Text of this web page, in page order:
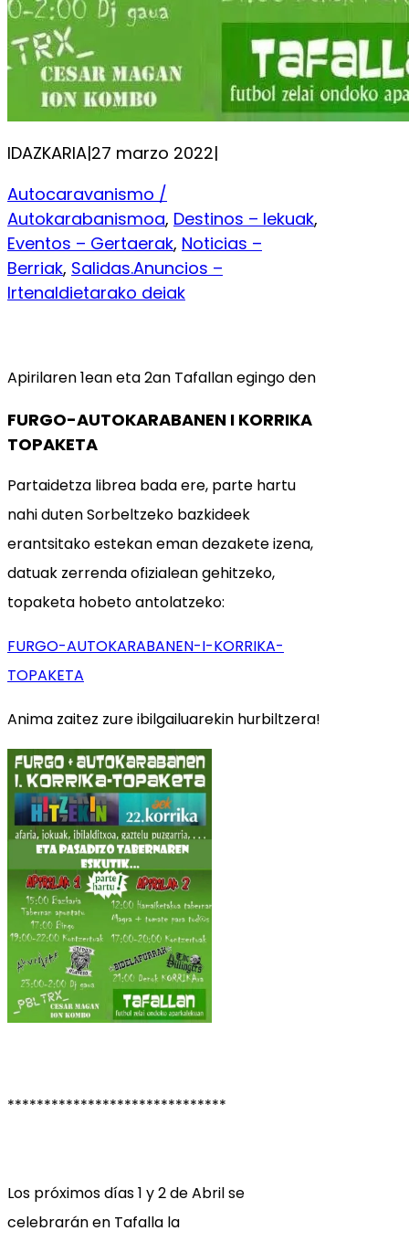
IDAZKARIA|27 marzo 2022|
Autocaravanismo /
Autokarabanismoa, Destinos – lekuak
Eventos – Gertaerak, Noticias –
Berriak, Salidas.Anuncios –
Irtenaldietarako deiak
Apirilaren 1ean eta 2an Tafallan egingo den
FURGO-AUTOKARABANEN I KORRIKA
TOPAKETA
Partaidetza librea bada ere, parte hartu
nahi duten Sorbeltzeko bazkideek
erantsitako estekan eman dezakete izena,
datuak zerrenda ofizialean gehitzeko,
topaketa hobeto antolatzeko:
FURGO-AUTOKARABANEN-I-KORRIKA-
TOPAKETA
Anima zaitez zure ibilgailuarekin hurbiltzera!
******************************
Los próximos días 1 y 2 de Abril se
celebrarán en Tafalla la